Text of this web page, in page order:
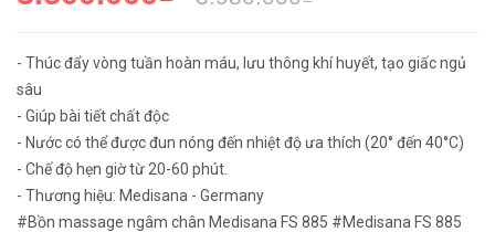
- Thúc đẩy vòng tuần hoàn máu, lưu thông khí huyết, tạo giấc ngủ
sâu
- Giúp bài tiết chất độc
- Nước có thể được đun nóng đến nhiệt độ ưa thích (20° đến 40°C)
- Chế độ hẹn giờ từ 20-60 phút.
- Thương hiệu: Medisana - Germany
#Bồn massage ngâm chân Medisana FS 885 #Medisana FS 885